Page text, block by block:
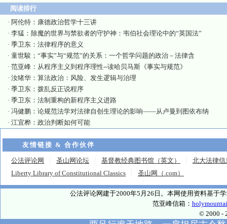
阅读排行
· 阿伦特：康德政治哲学十三讲
· 李猛：除魔的世界与禁欲者的守护神：韦伯社会理论中的“英国法”
· 季卫东：法律程序的意义
· 童世駿；“事实”与“规范”的关系：一个哲学问题的政治－法律含
· 范亚峰：从程序主义到程序理性--读哈贝马斯《事实与规范》
· 汝绪华：算法政治：风险、发生逻辑与治理
· 季卫东：拨乱反正说程序
· 季卫东：法制重构的新程序主义进路
· 冯健鹏：论规范法学对法律自创生理论的影响——从卢曼到图依布纳
· 江宜桦：政治判断如何可能
友情链接 & 合作伙伴
公法评论网 圣山网论坛 基督教经典图书馆（英文）
北大法律信
Liberty Library of Constitutional Classics
圣山网（.com）
公法评论网建于2000年5月26日。本网使用资料基于
范亚峰信箱：
© 2000 -